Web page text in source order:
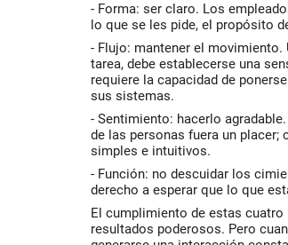
- Forma: ser claro. Los
lo que se les pide, el propósito
- Flujo: mantener el movimiento.
tarea, debe establecerse una
requiere la capacidad de
sus sistemas.
- Sentimiento: hacerlo
de las personas fuera un placer;
simples e intuitivos.
- Función: no descuidar los
derecho a esperar que lo que
El cumplimiento de estas
resultados poderosos. Pero